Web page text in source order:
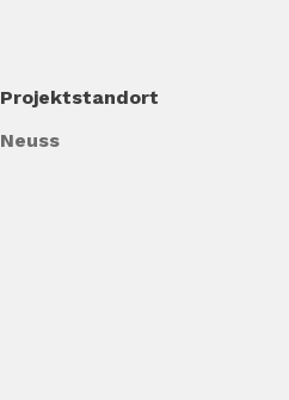
Projektstandort
Neuss